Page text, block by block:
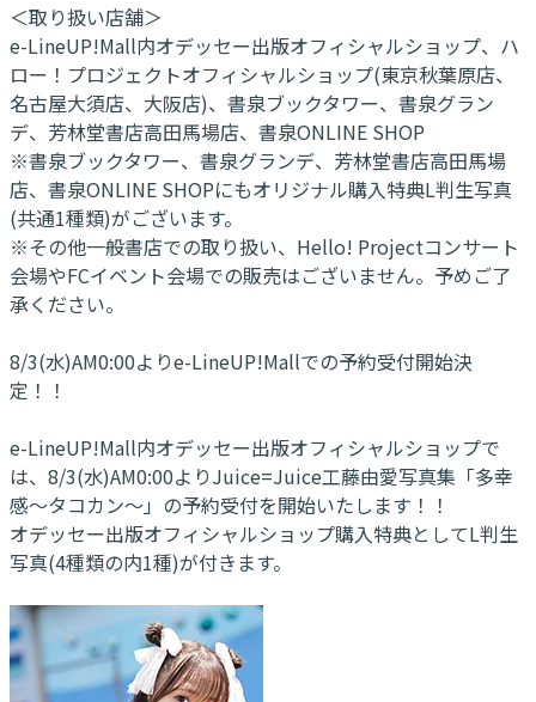
＜取り扱い店舗＞
e-LineUP!Mall内オデッセー出版オフィシャルショップ、ハ
ロー！プロジェクトオフィシャルショップ(東京秋葉原店、
名古屋大須店、大阪店)、書泉ブックタワー、書泉グラン
デ、芳林堂書店高田馬場店、書泉ONLINE SHOP
※書泉ブックタワー、書泉グランデ、芳林堂書店高田馬場
店、書泉ONLINE SHOPにもオリジナル購入特典L判生写真
(共通1種類)がございます。
※その他一般書店での取り扱い、Hello! Projectコンサート
会場やFCイベント会場での販売はございません。予めご了
承ください。
8/3(水)AM0:00よりe-LineUP!Mallでの予約受付開始決
定！！
e-LineUP!Mall内オデッセー出版オフィシャルショップで
は、8/3(水)AM0:00よりJuice=Juice工藤由愛写真集「多幸
感～タコカン～」の予約受付を開始いたします！！
オデッセー出版オフィシャルショップ購入特典としてL判生
写真(4種類の内1種)が付きます。